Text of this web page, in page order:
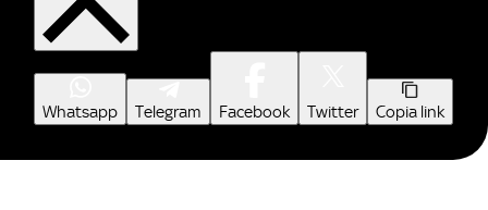
Whatsapp Telegram Facebook Twitter Copia link